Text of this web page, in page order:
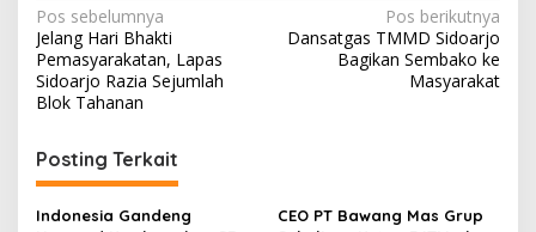
N
a
v
i
g
a
s
Pos sebelumnya
Jelang Hari Bhakti
Pemasyarakatan, Lapas
Sidoarjo Razia Sejumlah
Blok Tahanan
Pos berikutnya
Dansatgas TMMD Sidoarjo
Bagikan Sembako ke
Masyarakat
Posting Terkait
Indonesia Gandeng
CEO PT Bawang Mas Grup